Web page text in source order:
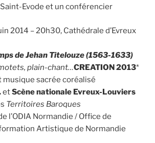
Evode et un conférencier
2014 – 20h30, Cathédrale d’Evreux
de Jehan Titelouze (1563-1633)
plain-chant…CREATION 2013*
musique sacrée coréalisé
etScène nationale Evreux-Louviers
Territoires Baroques
l’ODIA Normandie / Office de
Artistique de Normandie